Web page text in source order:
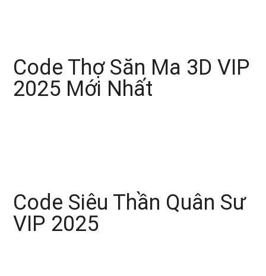
Code Thợ Săn Ma 3D VIP
2025 Mới Nhất
Code Siêu Thần Quân Sư
VIP 2025